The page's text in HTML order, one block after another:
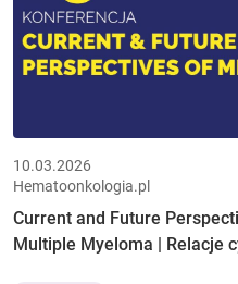
10.03.2026
Hematoonkologia.pl
Current and Future
Multiple Myeloma | Relacje